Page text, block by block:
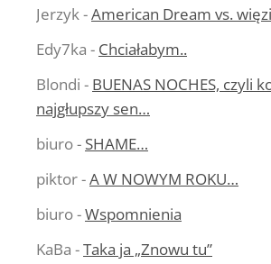
Jerzyk-American Dream vs.
Edy7ka - Chciałabym..
Blondi - BUENAS NOCHES, czyli
najgłupszy sen…
biuro- SHAME…
piktor-A W NOWYM ROKU…
biuro-Wspomnienia
KaBa -Taka ja „Znowu tu”